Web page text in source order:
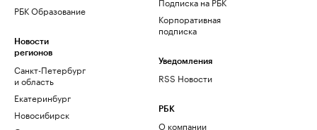
РБК Образование
Новости
регионов
Санкт-Петербург
и область
Екатеринбург
Новосибирск
Корпоративная
подписка
Уведомления
RSS Новости
РБК
О компании